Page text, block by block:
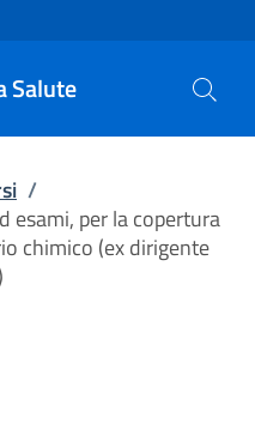
Salute
/
esami, per la copertura
chimico (ex dirigente